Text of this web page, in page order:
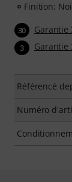
Finition:
30 Garantie
3 Garantie
Référencé
Numéro